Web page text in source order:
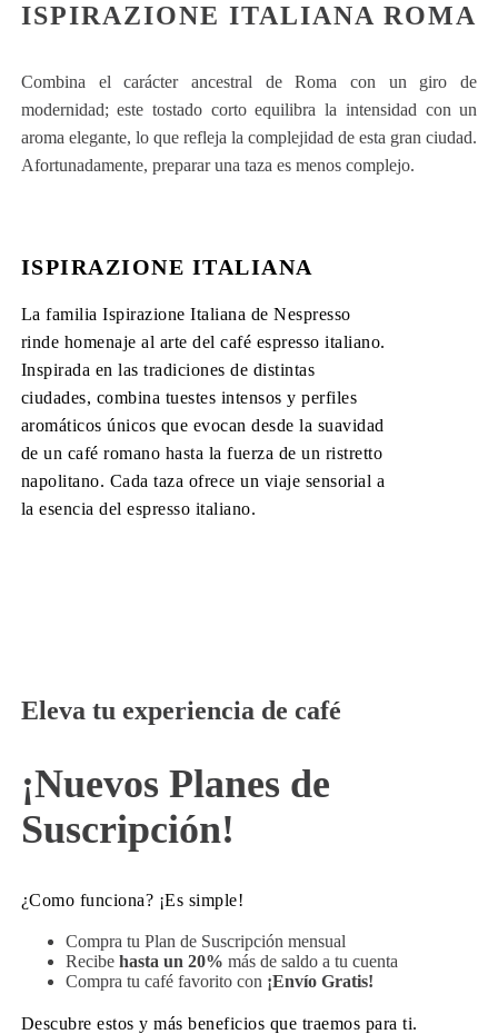
ISPIRAZIONE ITALIANA ROMA
Combina el carácter ancestral de Roma con un giro de
modernidad; este tostado corto equilibra la intensidad con un
aroma elegante, lo que refleja la complejidad de esta gran ciudad.
Afortunadamente, preparar una taza es menos complejo.
ISPIRAZIONE ITALIANA
La familia Ispirazione Italiana de Nespresso
rinde homenaje al arte del café espresso italiano.
Inspirada en las tradiciones de distintas
ciudades, combina tuestes intensos y perfiles
aromáticos únicos que evocan desde la suavidad
de un café romano hasta la fuerza de un ristretto
napolitano. Cada taza ofrece un viaje sensorial a
la esencia del espresso italiano.
Eleva tu experiencia de café
¡Nuevos Planes de
Suscripción!
¿Como funciona? ¡Es simple!
Compra tu Plan de Suscripción mensual
Recibe hasta un 20% más de saldo a tu cuenta
Compra tu café favorito con ¡Envío Gratis!
Descubre estos y más beneficios que traemos para ti.